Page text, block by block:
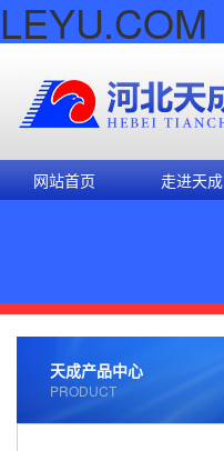
LEYU.COM
网站首页 走进天成
天成产品中心
PRODUCT